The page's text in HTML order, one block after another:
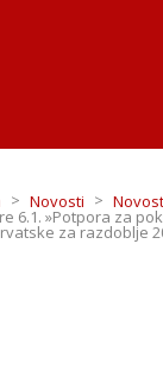
> Novosti >
6.1. »Potpora za
za razdoblje